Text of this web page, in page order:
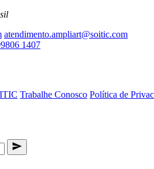
atendimento.ampliart@soitic.com
1407
Trabalhe Conosco Política de